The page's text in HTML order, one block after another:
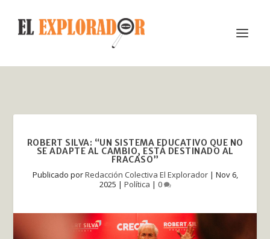
ROBERT SILVA: “UN SISTEMA EDUCATIVO QUE NO
SE ADAPTE AL CAMBIO, ESTÁ DESTINADO AL
FRACASO”
Publicado porRedacción Colectiva El Explorador| Nov 6,
2025 | Política | 0